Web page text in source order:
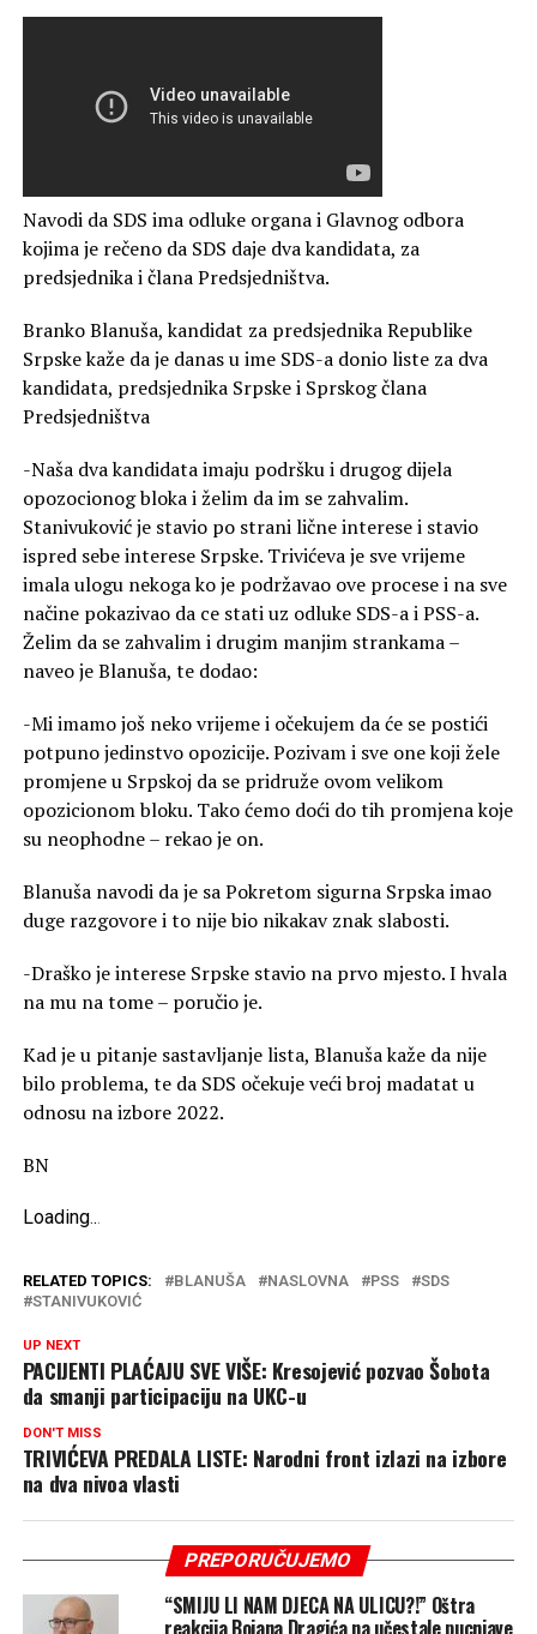
Navodi da SDS ima odluke organa i Glavnog odbora
kojima je rečeno da SDS daje dva kandidata, za
predsjednika i člana Predsjedništva.
Branko Blanuša, kandidat za predsjednika Republike
Srpske kaže da je danas u ime SDS-a donio liste za dva
kandidata, predsjednika Srpske i Sprskog člana
Predsjedništva
-Naša dva kandidata imaju podršku i drugog dijela
opozocionog bloka i želim da im se zahvalim.
Stanivuković je stavio po strani lične interese i stavio
ispred sebe interese Srpske. Trivićeva je sve vrijeme
imala ulogu nekoga ko je podržavao ove procese i na sve
načine pokazivao da ce stati uz odluke SDS-a i PSS-a.
Želim da se zahvalim i drugim manjim strankama –
naveo je Blanuša, te dodao:
-Mi imamo još neko vrijeme i očekujem da će se postići
potpuno jedinstvo opozicije. Pozivam i sve one koji žele
promjene u Srpskoj da se pridruže ovom velikom
opozicionom bloku. Tako ćemo doći do tih promjena koje
su neophodne – rekao je on.
Blanuša navodi da je sa Pokretom sigurna Srpska imao
duge razgovore i to nije bio nikakav znak slabosti.
-Draško je interese Srpske stavio na prvo mjesto. I hvala
na mu na tome – poručio je.
Kad je u pitanje sastavljanje lista, Blanuša kaže da nije
bilo problema, te da SDS očekuje veći broj madatat u
odnosu na izbore 2022.
BN
Loading..
RELATED TOPICS: BLANUŠA NASLOVNA PSS
SDS
STANIVUKOVIĆ
UP NEXT
PACIJENTI PLAĆAJU SVE VIŠE: Kresojević pozvao Šobota
da smanji participaciju na UKC-u
DON'T MISS
TRIVIĆEVA PREDALA LISTE: Narodni front izlazi na izbore
na dva nivoa vlasti
PREPORUČUJEMO
“SMIJU LI NAM DJECA NA ULICU?!” Oštra
reakcija Bojana Dragića na učestale pucnjave